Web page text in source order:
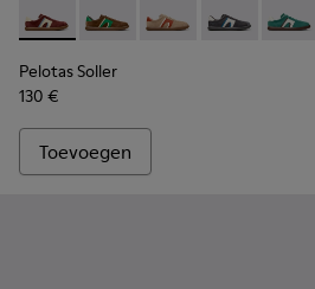
Pelotas Soller - K100937-037 -
Pelotas Soller - K100937-038
Pelotas Soller -
Pelotas
Pelotas Soller
130 €
Toevoegen